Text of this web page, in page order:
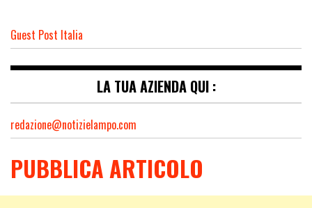
Guest Post Italia
LA TUA AZIENDA QUI :
redazione@notizielampo.com
PUBBLICA ARTICOLO